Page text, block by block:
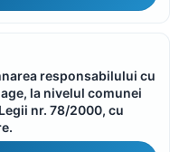
responsabilului cu
la nivelul comunei
nr. 78/2000, cu